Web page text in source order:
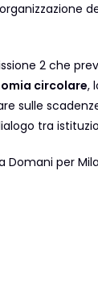
2 che
circolare,
sulle
tra
per